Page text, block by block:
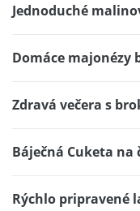
Jednoduché
Domáce majonézy
Zdravá večera s
Báječná Cuketa na
Rýchlo pripravené